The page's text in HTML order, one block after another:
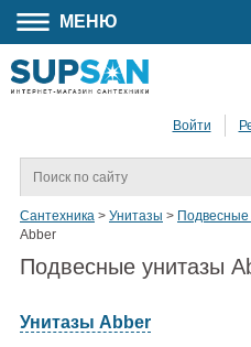
МЕНЮ
Войти
Сантехника > Унитазы > Подвесные
Abber
Подвесные унитазы
Унитазы Abber